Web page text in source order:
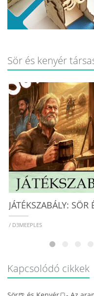
Sör és kenyér
JÁTÉKSZABÁLY:
/ D3MEEPLES
Kapcsolódó cikkek